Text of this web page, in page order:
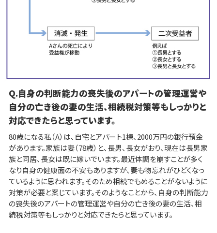
Q.自身の判断能力の喪失後のアパートの管理運営や
自分の亡き後の妻の生活、相続税対策等もしっかりと
対応できたらと思っています。
80歳になる私（A）は、自宅とアパート1棟、2000万円の銀行預金
があります。家族は妻（78歳）と、長男、長女がおり、現在は長男家
族と同居、長女は既に嫁いでいます。最近体調を崩すことが多く
なり自身の健康面の不安もありますが、妻も物忘れがひどくなっ
ているように思われます。そのため相続でもめることがないように
対策が必要と案じています。そのようなことから、自身の判断能力
の喪失後のアパートの管理運営や自分の亡き後の妻の生活、相
続税対策等もしっかりと対応できたらと思っています。